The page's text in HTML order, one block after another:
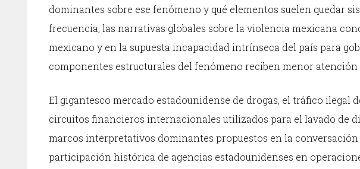
dominantes sobre ese fenómeno y qué elementos suelen quedar
frecuencia, las narrativas globales sobre la violencia mexicana
mexicano y en la supuesta incapacidad intrínseca del país para
componentes estructurales del fenómeno reciben menor atención
El gigantesco mercado estadounidense de drogas, el tráfico ilegal
circuitos financieros internacionales utilizados para el lavado de
marcos interpretativos dominantes propuestos en la
participación histórica de agencias estadounidenses en